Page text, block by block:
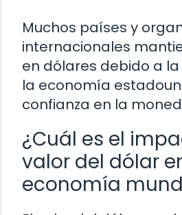
Muchos países y
internacionales
en dólares debido a
la economía
confianza en la
¿Cuál es el
valor del dólar
economía